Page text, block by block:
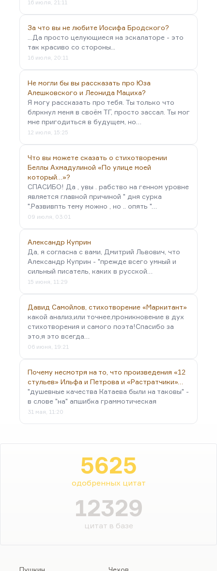
16 июля, 21:11
За что вы не любите Иосифа Бродского?
...Да просто целующиеся на эскалаторе - это
так красиво со стороны...
16 июля, 20:11
Не могли бы вы рассказать про Юза
Алешковского и Леонида Мациха?
Я могу рассказать про тебя. Ты только что
блркнул меня в своём ТГ, просто зассал. Ты мог
мне пригодиться в будущем, но…
12 июля, 15:25
Что вы можете сказать о стихотворении
Беллы Ахмадулиной «По улице моей
который…»?
СПАСИБО! Да , увы . рабство на генном уровне
является главной причиной " дня сурка
".Развивпть тему можно , но .. опять "…
09 июля, 03:01
Александр Куприн
Да, я согласна с вами, Дмитрий Львович, что
Александр Куприн - "прежде всего умный и
сильный писатель, каких в русской…
15 июня, 11:29
Давид Самойлов, стихотворение «Маркитант»
какой анализ,или точнее,проникновение в дух
стихотворения и самого поэта!Спасибо за
это,я это всегда…
06 июня, 19:21
Почему несмотря на то, что произведения «12
стульев» Ильфа и Петрова и «Растратчики»…
"душевные качества Катаева были на таковы" -
в слове "на" апшибка граммотическая
31 мая, 11:20
5625
одобренных цитат
12329
цитат в базе
Пушкин
Чехов